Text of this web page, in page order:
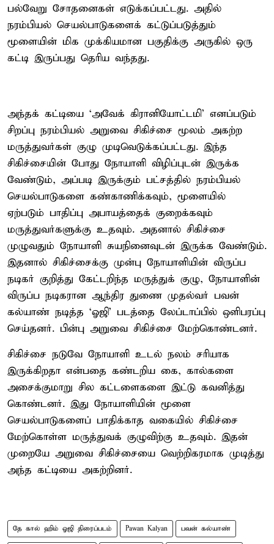
பல்வேறு சோதனைகள் எடுக்கப்பட்டது. அதில்
நரம்பியல் செயல்பாடுகளைக் கட்டுப்படுத்தும்
மூளையின் மிக முக்கியமான பகுதிக்கு அருகில் ஒரு
கட்டி இருப்பது தெரிய வந்தது.
அந்தக் கட்டியை ‘அவேக் கிரானியோட்டமி’ எனப்படும்
சிறப்பு நரம்பியல் அறுவை சிகிச்சை மூலம் அகற்ற
மருத்துவர்கள் குழு முடிவெடுக்கப்பட்டது. இந்த
சிகிச்சையின் போது நோயாளி விழிப்புடன் இருக்க
வேண்டும், அப்படி இருக்கும் பட்சத்தில் நரம்பியல்
செயல்பாடுகளை கண்காணிக்கவும், மூளையில்
ஏற்படும் பாதிப்பு அபாயத்தைக் குறைக்கவும்
மருத்துவர்களுக்கு உதவும். அதனால் சிகிச்சை
முழுவதும் நோயாளி சுயநினைவுடன் இருக்க வேண்டும்.
இதனால் சிகிச்சைக்கு முன்பு நோயாளியின் விருப்ப
நடிகர் குறித்து கேட்டறிந்த மருத்துக் குழு, நோயாளின்
விருப்ப நடிகரான ஆந்திர துணை முதல்வர் பவன்
கல்யாண் நடித்த ‘ஓஜி’ படத்தை லேப்டாப்பில் ஒளிபரப்பு
செய்தனர். பின்பு அறுவை சிகிச்சை மேற்கொண்டனர்.
சிகிச்சை நடுவே நோயாளி உடல் நலம் சரியாக
இருக்கிறதா என்பதை கண்டறிய கை, கால்களை
அசைக்குமாறு சில கட்டளைகளை இட்டு கவனித்து
கொண்டனர். இது நோயாளியின் மூளை
செயல்பாடுகளைப் பாதிக்காத வகையில் சிகிச்சை
மேற்கொள்ள மருத்துவக் குழுவிற்கு உதவும். இதன்
முறையே அறுவை சிகிச்சையை வெற்றிகரமாக முடித்து
அந்த கட்டியை அகற்றினர்.
தே கால் ஹிம் ஓஜி திரைப்படம் Pawan Kalyan பவன் கல்யாண்